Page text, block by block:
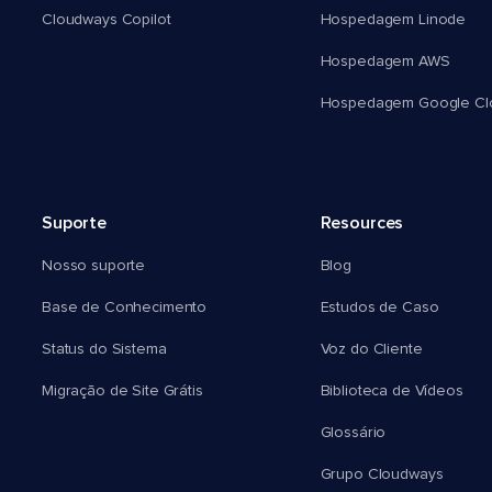
Cloudways Copilot Hospedagem Linode
Hospedagem AWS
Hospedagem Google
Suporte
Nosso suporte
Base de Conhecimento
Status do Sistema
Migração de Site Grátis
Resources
Blog
Estudos de Caso
Voz do Cliente
Biblioteca de Vídeos
Glossário
Grupo Cloudways